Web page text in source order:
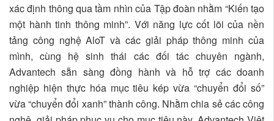
xác định thông qua tầm nhìn của Tập đoàn nhằm “Kiến tạo
một hành tinh thông minh”. Với năng lực cốt lõi của nền
tảng công nghệ AloT và các giải pháp thông minh của
mình, cùng hệ sinh thái các đối tác chuyên ngành,
Advantech sẵn sàng đồng hành và hỗ trợ các doanh
nghiệp hiện thực hóa mục tiêu kép vừa “chuyển đổi số”
vừa “chuyển đổi xanh” thành công. Nhằm chia sẻ các công